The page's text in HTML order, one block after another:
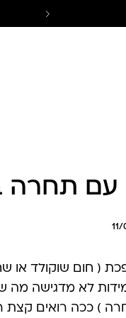
עם תחרה
( חום שוקולד
לא מדגישה מה
) ככה רואים קצת